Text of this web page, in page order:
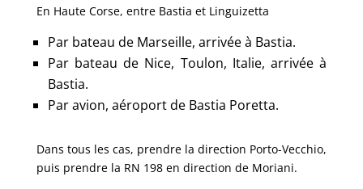
En Haute Corse, entre Bastia et Linguizetta
Par bateau de Marseille, arrivée à Bastia.
Par bateau de Nice, Toulon, Italie, arrivée à
Bastia.
Par avion, aéroport de Bastia Poretta.
Dans tous les cas, prendre la direction Porto-Vecchio,
puis prendre la RN 198 en direction de Moriani.